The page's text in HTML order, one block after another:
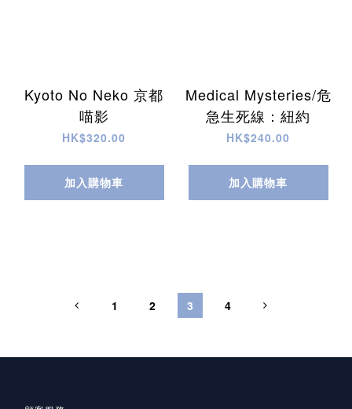
Kyoto No Neko 京都
喵影
HK$320.00
加入購物車
Medical Mysteries/危
急生死線：紐約
HK$240.00
加入購物車
1 2 3 4